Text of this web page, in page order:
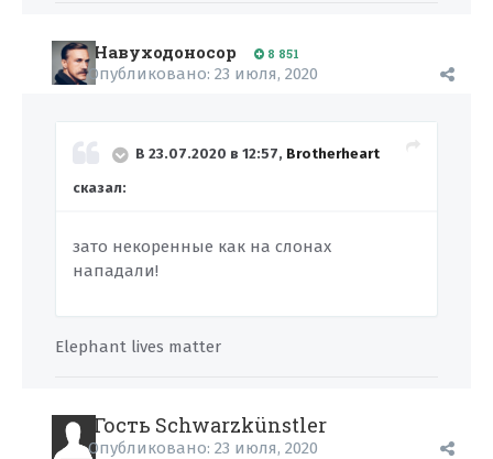
Навуходоносор 8 851
Опубликовано: 23 июля, 2020
В 23.07.2020 в 12:57, Brotherheart
сказал:
зато некоренные как на слонах
нападали!
Elephant lives matter
Гость Schwarzkünstler
Опубликовано: 23 июля, 2020